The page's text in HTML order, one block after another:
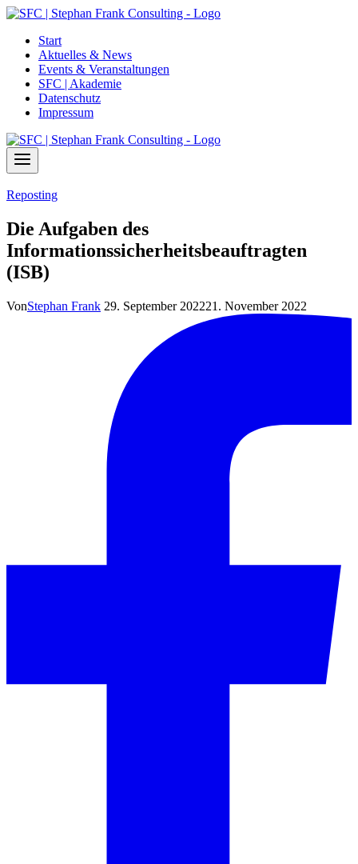
Zum
springenStart
Aktuelles & News
Events & Veranstaltungen
SFC | Akademie
Datenschutz
Impressum
Reposting
Die Aufgaben des
Informationssicherheitsbeauftragten
(ISB)
VonStephan Frank 29. September 202221. November 2022